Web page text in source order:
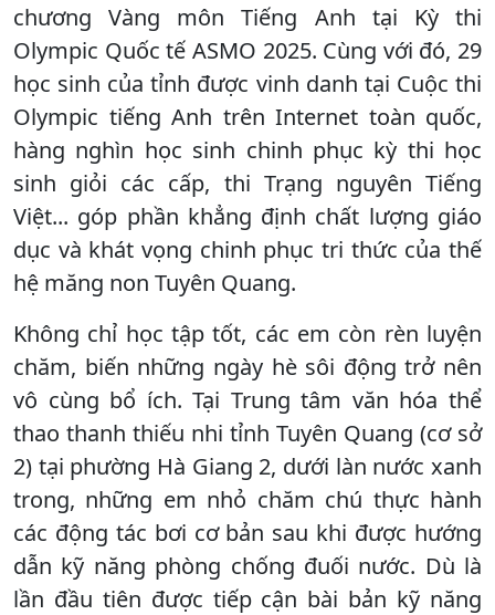
chương Vàng môn Tiếng Anh tại Kỳ thi
Olympic Quốc tế ASMO 2025. Cùng với đó, 29
học sinh của tỉnh được vinh danh tại Cuộc thi
Olympic tiếng Anh trên Internet toàn quốc,
hàng nghìn học sinh chinh phục kỳ thi học
sinh giỏi các cấp, thi Trạng nguyên Tiếng
Việt... góp phần khẳng định chất lượng giáo
dục và khát vọng chinh phục tri thức của thế
hệ măng non Tuyên Quang.
Không chỉ học tập tốt, các em còn rèn luyện
chăm, biến những ngày hè sôi động trở nên
vô cùng bổ ích. Tại Trung tâm văn hóa thể
thao thanh thiếu nhi tỉnh Tuyên Quang (cơ sở
2) tại phường Hà Giang 2, dưới làn nước xanh
trong, những em nhỏ chăm chú thực hành
các động tác bơi cơ bản sau khi được hướng
dẫn kỹ năng phòng chống đuối nước. Dù là
lần đầu tiên được tiếp cận bài bản kỹ năng